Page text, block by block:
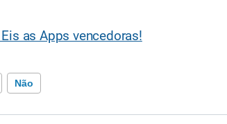
as Apps vencedoras!
Não